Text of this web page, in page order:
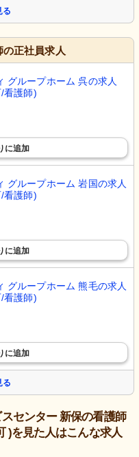
る
の正社員求人
グループホーム 呉の求人
看護師)
に追加
グループホーム 岩国の求人
看護師)
に追加
グループホーム 熊毛の求人
看護師)
に追加
る
センター 新保の看護師
)を見た人はこんな求人